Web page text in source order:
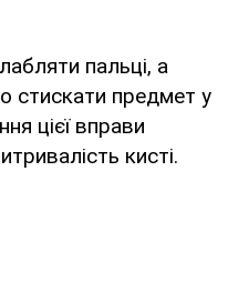
пальці, а
стискати предмет у
цієї вправи
кисті.